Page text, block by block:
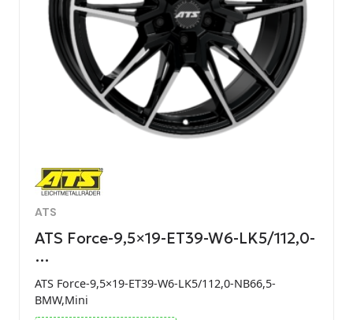
ATS
ATS Force-9,5×19-ET39-W6-LK5/112,0-
…
ATS Force-9,5×19-ET39-W6-LK5/112,0-NB66,5-
BMW,Mini